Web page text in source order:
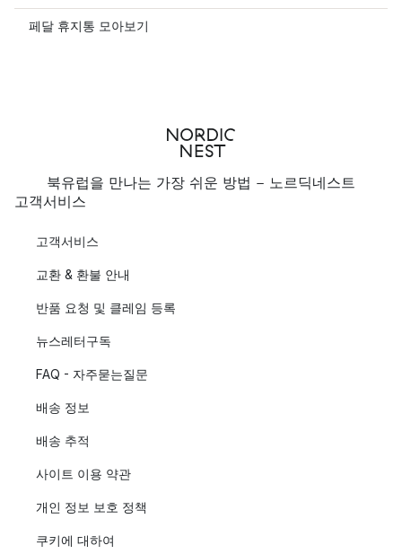
페달 휴지통 모아보기
북유럽을 만나는 가장 쉬운 방법 - 노르딕네스트
고객서비스
고객서비스
교환 & 환불 안내
반품 요청 및 클레임 등록
뉴스레터구독
FAQ - 자주묻는질문
배송 정보
배송 추적
사이트 이용 약관
개인 정보 보호 정책
쿠키에 대하여